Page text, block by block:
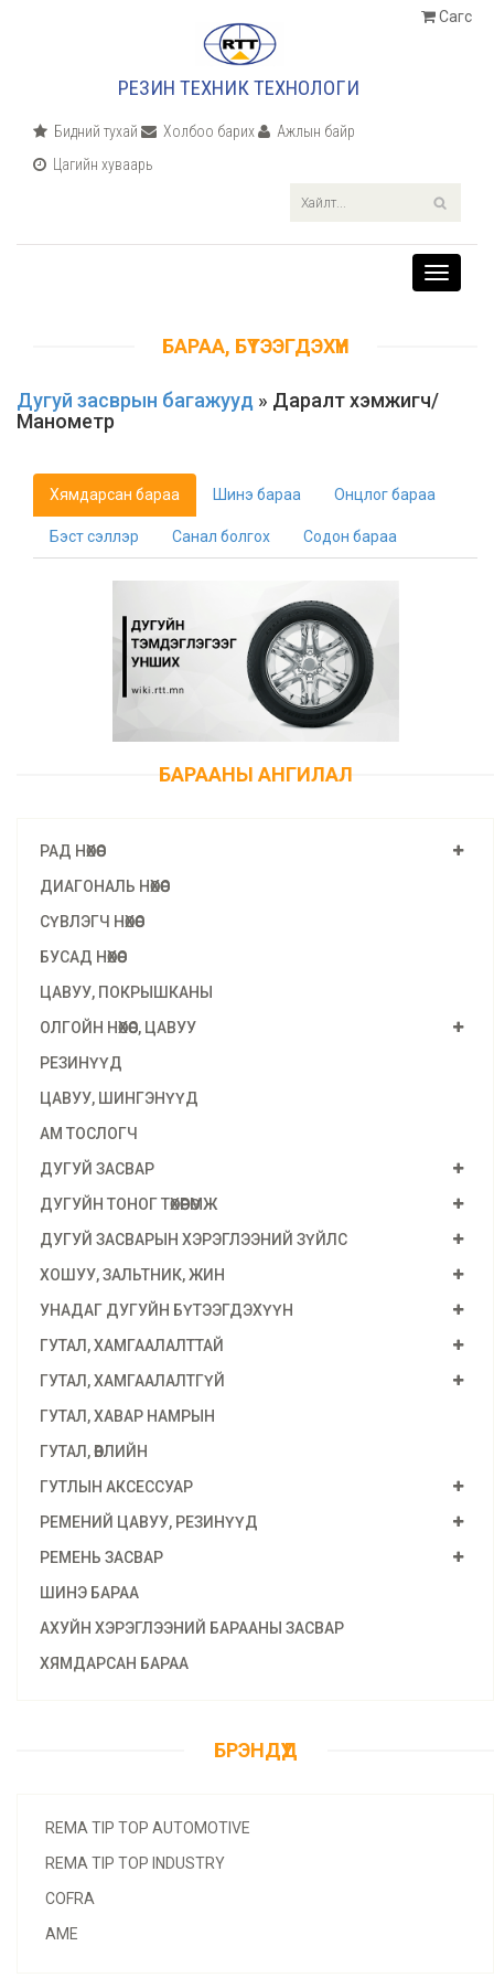
РЕЗИН ТЕХНИК ТЕХНОЛОГИ
Бидний тухай Холбоо барих
Ажлын байр
Цагийн хуваарь
Хөтөч
цэс
Сагс
БАРАА, БҮТЭЭГДЭХҮҮН
Дугуй засврын багажууд » Даралт хэмжигч/
Манометр
Хямдарсан бараа Шинэ бараа Онцлог бараа
Бэст сэллэр Санал болгох Содон бараа
БАРААНЫ АНГИЛАЛ
РАД НӨХӨӨС
ДИАГОНАЛЬ НӨХӨӨС
СҮВЛЭГЧ НӨХӨӨС
БУСАД НӨХӨӨС
ЦАВУУ, ПОКРЫШКАНЫ
ОЛГОЙН НӨХӨӨС, ЦАВУУ
РЕЗИНҮҮД
ЦАВУУ, ШИНГЭНҮҮД
АМ ТОСЛОГЧ
ДУГУЙ ЗАСВАР
ДУГУЙН ТОНОГ ТӨХӨӨРӨМЖ
ДУГУЙ ЗАСВАРЫН ХЭРЭГЛЭЭНИЙ ЗҮЙЛС
ХОШУУ, ЗАЛЬТНИК, ЖИН
УНАДАГ ДУГУЙН БҮТЭЭГДЭХҮҮН
ГУТАЛ, ХАМГААЛАЛТТАЙ
ГУТАЛ, ХАМГААЛАЛТГҮЙ
ГУТАЛ, ХАВАР НАМРЫН
ГУТАЛ, ӨВЛИЙН
ГУТЛЫН АКСЕССУАР
РЕМЕНИЙ ЦАВУУ, РЕЗИНҮҮД
РЕМЕНЬ ЗАСВАР
ШИНЭ БАРАА
АХУЙН ХЭРЭГЛЭЭНИЙ БАРААНЫ ЗАСВАР
ХЯМДАРСАН БАРАА
БРЭНДҮҮД
REMA TIP TOP AUTOMOTIVE
REMA TIP TOP INDUSTRY
COFRA
AME